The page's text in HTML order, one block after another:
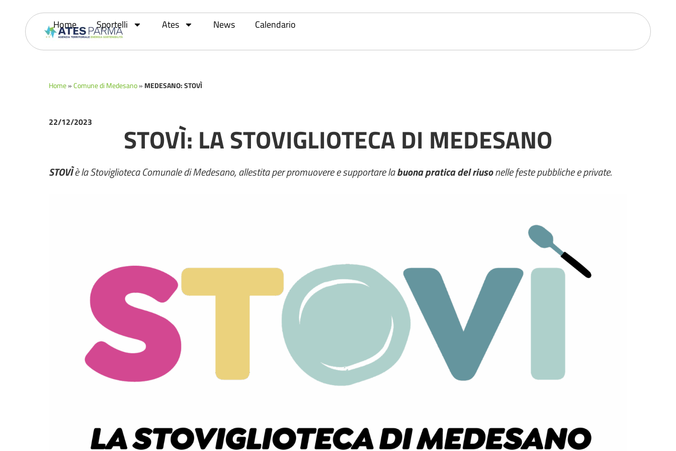
Home Sportelli Ates News Calendario
Home » Comune di Medesano » MEDESANO: STOVÌ
22/12/2023 STOVÌ: LA STOVIGLIOTECA DI MEDESANO
STOVÌè la Stoviglioteca Comunale di Medesano, allestita per promuovere e supportare labuona pratica del riusonelle feste pubbliche e private.